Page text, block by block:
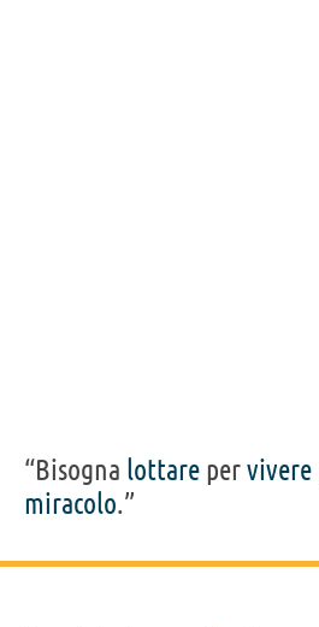
“Bisogna lottare pervivere
miracolo.”